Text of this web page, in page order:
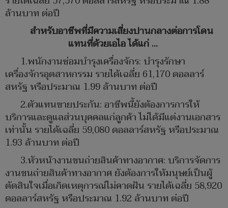
ล้านบาท ต่อปี
สำหรับอาชีพที่มีความเสี่ยงปานกลางต่อการโดน
แทนที่ด้วยเอไอ ได้แก่ ...
1.พนักงานซ่อมบำรุงเครื่องจักร: บำรุงรักษา
เครื่องจักรอุตสาหกรรม รายได้เฉลี่ย 61,170 ดอลลาร์
สหรัฐ หรือประมาณ 1.99 ล้านบาท ต่อปี
2.ตัวแทนขายประกัน: อาชีพนี้ยังต้องการการให้
บริการและดูแลส่วนบุคคลแก่ลูกค้า ไม่ได้มีแต่งานเอกสาร
เท่านั้น รายได้เฉลี่ย 59,080 ดอลลาร์สหรัฐ หรือประมาณ
1.93 ล้านบาท ต่อปี
3.หัวหน้างานขนถ่ายสินค้าทางอากาศ: บริการจัดการ
งานขนถ่ายสินค้าทางอากาศ ยังต้องการให้มนุษย์เป็นผู้
ตัดสินใจเมื่อเกิดเหตุการณ์ไม่คาดฝัน รายได้เฉลี่ย 58,920
ดอลลาร์สหรัฐ หรือประมาณ 1.92 ล้านบาท ต่อปี